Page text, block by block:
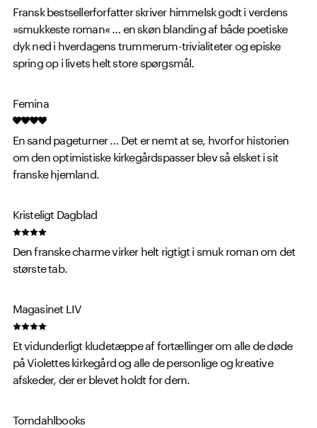
Fransk bestsellerforfatter skriver himmelsk godt i verdens
»smukkeste roman« … en skøn blanding af både poetiske
dyk ned i hverdagens trummerum-trivialiteter og episke
spring op i livets helt store spørgsmål.
Femina
En sand pageturner … Det er nemt at se, hvorfor historien
om den optimistiske kirkegårdspasser blev så elsket i sit
franske hjemland.
Kristeligt Dagblad
Den franske charme virker helt rigtigt i smuk roman om det
største tab.
Magasinet LIV
Et vidunderligt kludetæppe af fortællinger om alle de døde
på Violettes kirkegård og alle de personlige og kreative
afskeder, der er blevet holdt for dem.
Torndahlbooks